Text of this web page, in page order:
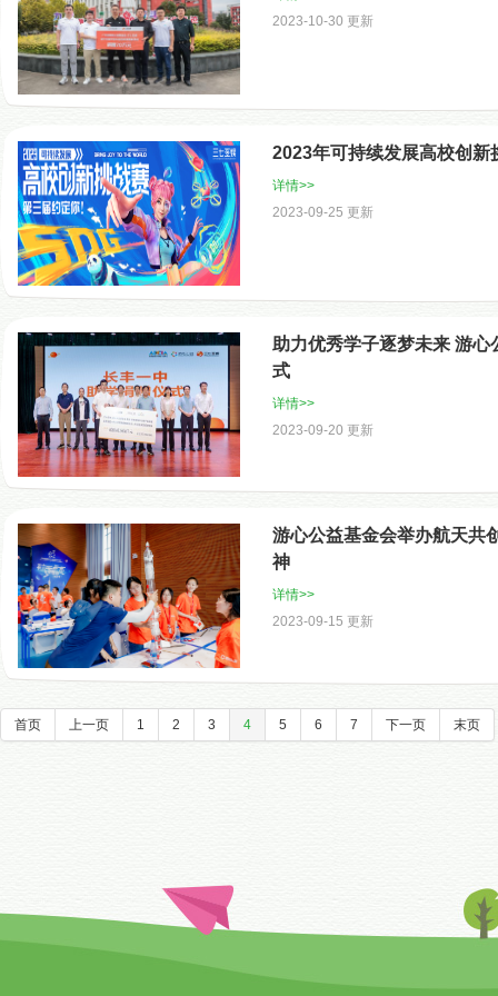
2023-10-30 更新
2023年可持续发展高校创新
详情>>
2023-09-25 更新
助力优秀学子逐梦未来 游
式
详情>>
2023-09-20 更新
游心公益基金会举办航天共
神
详情>>
2023-09-15 更新
首页 上一页 1 2 3 4 5 6 7 下一页 末页